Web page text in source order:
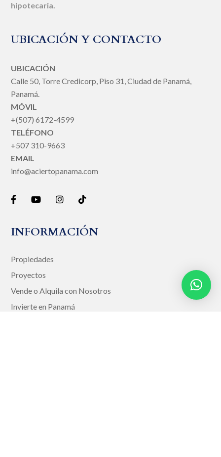
hipotecaria.
UBICACIÓN Y CONTACTO
UBICACIÓN
Calle 50, Torre Credicorp, Piso 31, Ciudad de Panamá,
Panamá.
MÓVIL
+(507) 6172-4599
TELÉFONO
+507 310-9663
EMAIL
info@aciertopanama.com
INFORMACIÓN
Propiedades
Proyectos
Vende o Alquila con Nosotros
Invierte en Panamá